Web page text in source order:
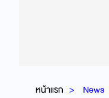
หน้าแรก News